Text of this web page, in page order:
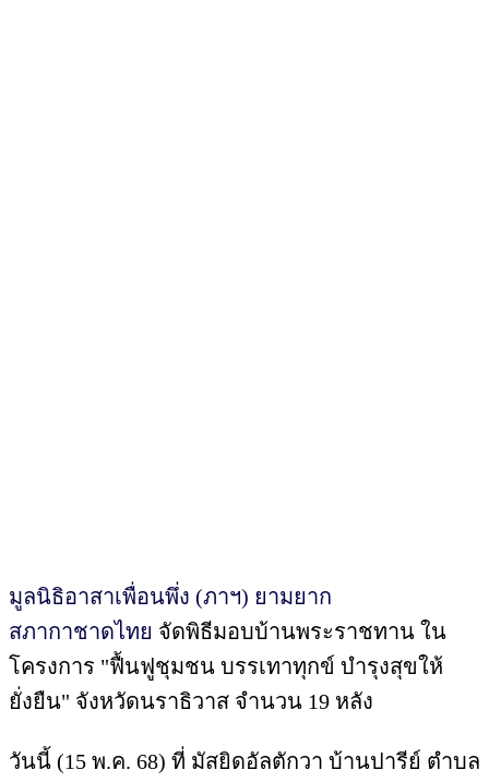
มูลนิธิอาสาเพื่อนพึ่ง (ภาฯ) ยามยาก
สภากาชาดไทย จัดพิธีมอบบ้านพระราชทาน ใน
โครงการ "ฟื้นฟูชุมชน บรรเทาทุกข์ บำรุงสุขให้
ยั่งยืน" จังหวัดนราธิวาส จำนวน 19 หลัง
วันนี้ (15 พ.ค. 68) ที่ มัสยิดอัลตักวา บ้านปารีย์ ตำบล